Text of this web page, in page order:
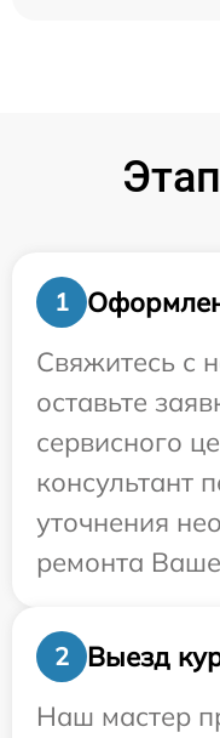
1
Свяжитесь с
оставьте
сервисного
консультант
уточнения
ремонта
2
Выезд
Наш мастер